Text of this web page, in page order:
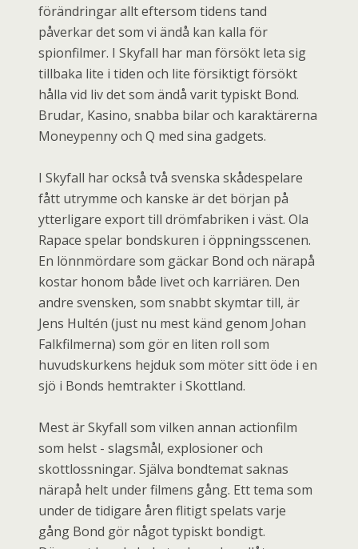
förändringar allt eftersom tidens tand
påverkar det som vi ändå kan kalla för
spionfilmer. I Skyfall har man försökt leta sig
tillbaka lite i tiden och lite försiktigt försökt
hålla vid liv det som ändå varit typiskt Bond.
Brudar, Kasino, snabba bilar och karaktärerna
Moneypenny och Q med sina gadgets.
I Skyfall har också två svenska skådespelare
fått utrymme och kanske är det början på
ytterligare export till drömfabriken i väst. Ola
Rapace spelar bondskuren i öppningsscenen.
En lönnmördare som gäckar Bond och närapå
kostar honom både livet och karriären. Den
andre svensken, som snabbt skymtar till, är
Jens Hultén (just nu mest känd genom Johan
Falkfilmerna) som gör en liten roll som
huvudskurkens hejduk som möter sitt öde i en
sjö i Bonds hemtrakter i Skottland.
Mest är Skyfall som vilken annan actionfilm
som helst - slagsmål, explosioner och
skottlossningar. Själva bondtemat saknas
närapå helt under filmens gång. Ett tema som
under de tidigare åren flitigt spelats varje
gång Bond gör något typiskt bondigt.